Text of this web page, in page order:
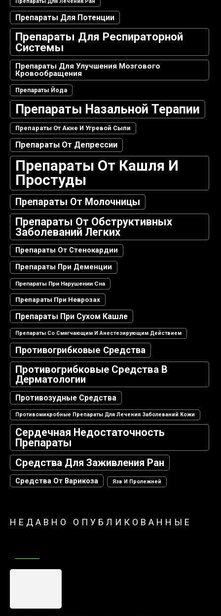
Препараты Для Потенции
Препараты Для Респираторной
Системы
Препараты Для Улучшения Мозгового
Кровообращения
Препараты Йода
Препараты Назальной Терапии
Препараты От Акне И Угревой Сыпи
Препараты От Депрессии
Препараты От Кашля И
Простуды
Препараты От Молочницы
Препараты От Обструктивных
Заболеваний Легких
Препараты От Стенокардии
Препараты При Деменции
Препараты При Нарушении Сна
Препараты При Неврозах
Препараты При Сухом Кашле
Препараты Со Смягчающим И Анестезирующим Действием
Противогрибковые Средства
Противогрибковые Средства В
Дерматологии
Противозудные Средства
Противомикробные Препараты Для Лечения Заболеваний Кожи
Сердечная Недостаточность
Препараты
Средства Для Заживления Ран
Средства От Варикоза Язв И Пролежней
НЕДАВНО ОПУБЛИКОВАННЫЕ